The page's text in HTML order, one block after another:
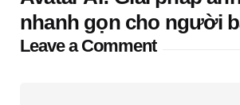
nhanh gọn cho người
Leave a Comment